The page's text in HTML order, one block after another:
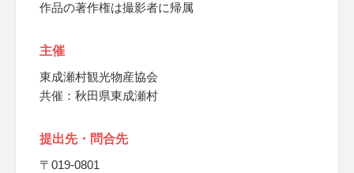
作品の著作権は撮影者に帰属
主催
東成瀬村観光物産協会
共催：秋田県東成瀬村
提出先・問合先
〒019-0801